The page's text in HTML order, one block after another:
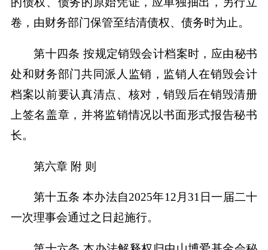
卷，由财务部门保管至结清债权、债务时为止。
第十四条 按规定销毁会计档案时，应由秘书
处和财务部门共同派人监销，监销人在销毁会计
档案以前要认真清点、核对，销毁后在销毁清册
上签名盖章，并将监销情况以书面形式报告秘书
长。
第六章 附 则
第十五条 本办法自2025年12月31日一届二十
一次理事会通过之日起施行。